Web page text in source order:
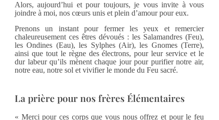
Alors, aujourd’hui et pour toujours, je vous invite à vous
joindre à moi, nos cœurs unis et plein d’amour pour eux.
Prenons un instant pour fermer les yeux et remercier
chaleureusement ces êtres dévoués : les Salamandres (Feu),
les Ondines (Eau), les Sylphes (Air), les Gnomes (Terre),
ainsi que tout le règne des électrons, pour leur service et le
dur labeur qu’ils mènent chaque jour pour purifier notre air,
notre eau, notre sol et vivifier le monde du Feu sacré.
La prière pour nos frères Élémentaires
« Merci pour ces corps que vous nous offrez et pour le feu